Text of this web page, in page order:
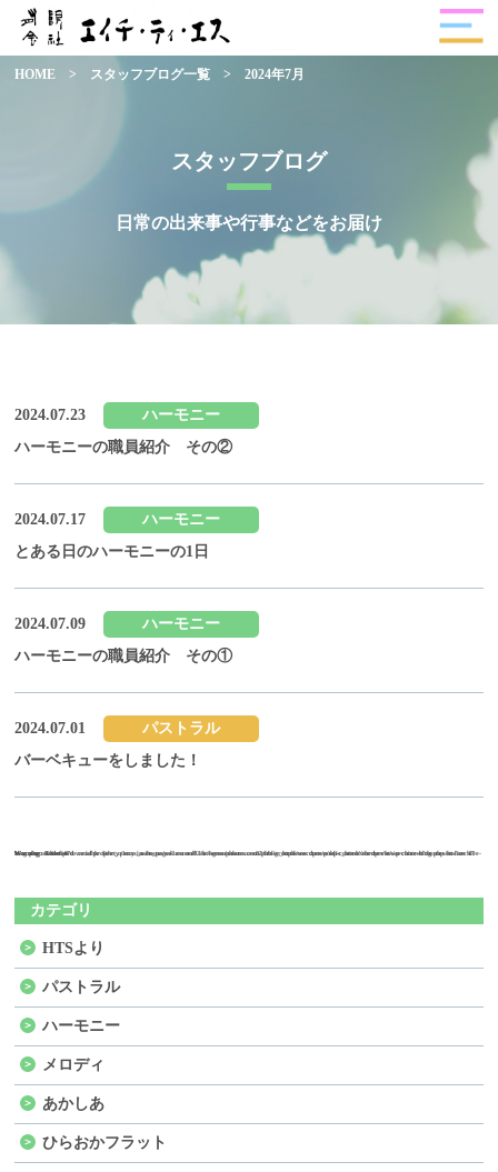
スタッフブログ
日常の出来事や行事などをお届け
HOME > スタッフブログ一覧 > 2024年7月
2024.07.23
ハーモニー
ハーモニーの職員紹介 その②
2024.07.17
ハーモニー
とある日のハーモニーの1日
2024.07.09
ハーモニー
ハーモニーの職員紹介 その①
2024.07.01
パストラル
バーベキューをしました！
Warning: Undefined variable $the_query in/home/sakuraxex02/hts-grouphome.com/public_html/wordpress/wp-content/themes/hts/archive-blog.phpon line47
Warning: Attempt to read property "max_num_pages" on null in
/home/sakuraxex02/hts-grouphome.com/public_html/wordpress/wp-content/themes/hts/archive-blog.phpon line47
カテゴリ
HTSより
パストラル
ハーモニー
メロディ
あかしあ
ひらおかフラット